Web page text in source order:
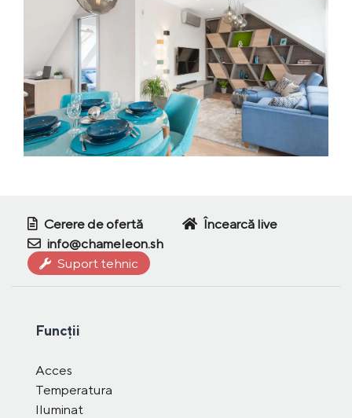
Cerere de ofertă
Încearcă live
info@chameleon.sh
Suport tehnic
Funcții
Acces
Temperatura
Iluminat